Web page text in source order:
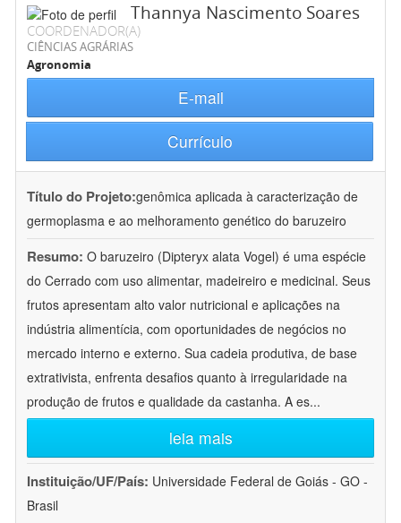
Thannya Nascimento Soares
COORDENADOR(A)
CIÊNCIAS AGRÁRIAS
Agronomia
E-mail
Currículo
Título do Projeto:genômica aplicada à caracterização de
germoplasma e ao melhoramento genético do baruzeiro
Resumo: O baruzeiro (Dipteryx alata Vogel) é uma espécie
do Cerrado com uso alimentar, madeireiro e medicinal. Seus
frutos apresentam alto valor nutricional e aplicações na
indústria alimentícia, com oportunidades de negócios no
mercado interno e externo. Sua cadeia produtiva, de base
extrativista, enfrenta desafios quanto à irregularidade na
produção de frutos e qualidade da castanha. A es...
leia mais
Instituição/UF/País: Universidade Federal de Goiás - GO -
Brasil